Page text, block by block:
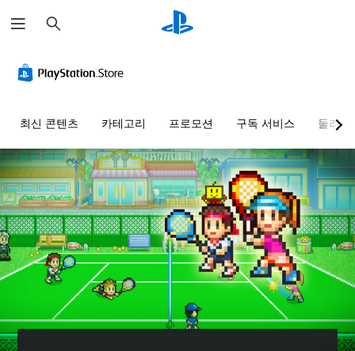
색
최신 콘텐츠 카테고리 프로모션 구독 서비스 둘러보